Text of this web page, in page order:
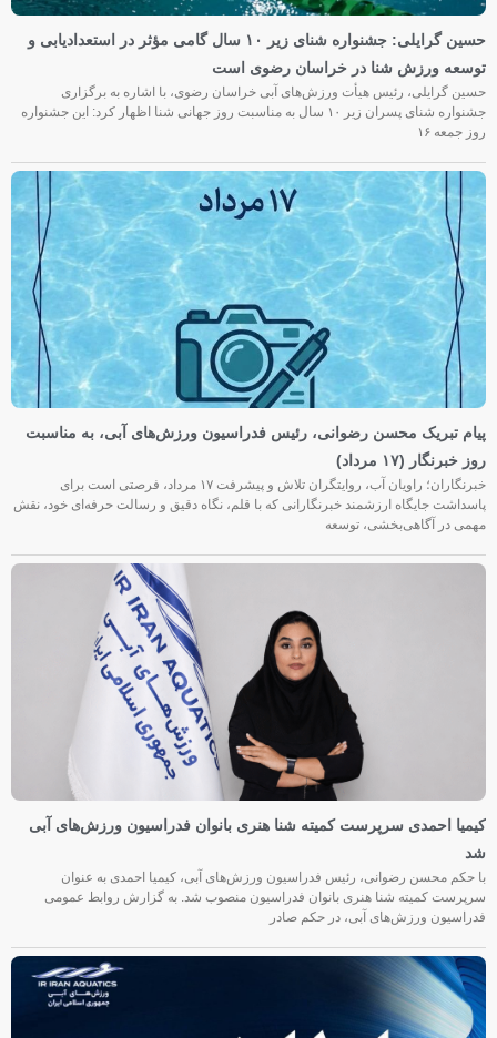
حسین گرایلی: جشنواره شنای زیر ۱۰ سال گامی مؤثر در استعدادیابی و
توسعه ورزش شنا در خراسان رضوی است
حسین گرایلی، رئیس هیأت ورزش‌های آبی خراسان رضوی، با اشاره به برگزاری
جشنواره شنای پسران زیر ۱۰ سال به مناسبت روز جهانی شنا اظهار کرد: این جشنواره
روز جمعه‌ ۱۶
پیام تبریک محسن رضوانی، رئیس فدراسیون ورزش‌های آبی، به مناسبت
روز خبرنگار (۱۷ مرداد)
خبرنگاران؛ راویان آب، روایتگران تلاش و پیشرفت ۱۷ مرداد، فرصتی است برای
پاسداشت جایگاه ارزشمند خبرنگارانی که با قلم، نگاه دقیق و رسالت حرفه‌ای خود، نقش
مهمی در آگاهی‌بخشی، توسعه
کیمیا احمدی سرپرست کمیته شنا هنری بانوان فدراسیون ورزش‌های آبی
شد
با حکم محسن رضوانی، رئیس فدراسیون ورزش‌های آبی، کیمیا احمدی به عنوان
سرپرست کمیته شنا هنری بانوان فدراسیون منصوب شد. به گزارش روابط عمومی
فدراسیون ورزش‌های آبی، در حکم صادر